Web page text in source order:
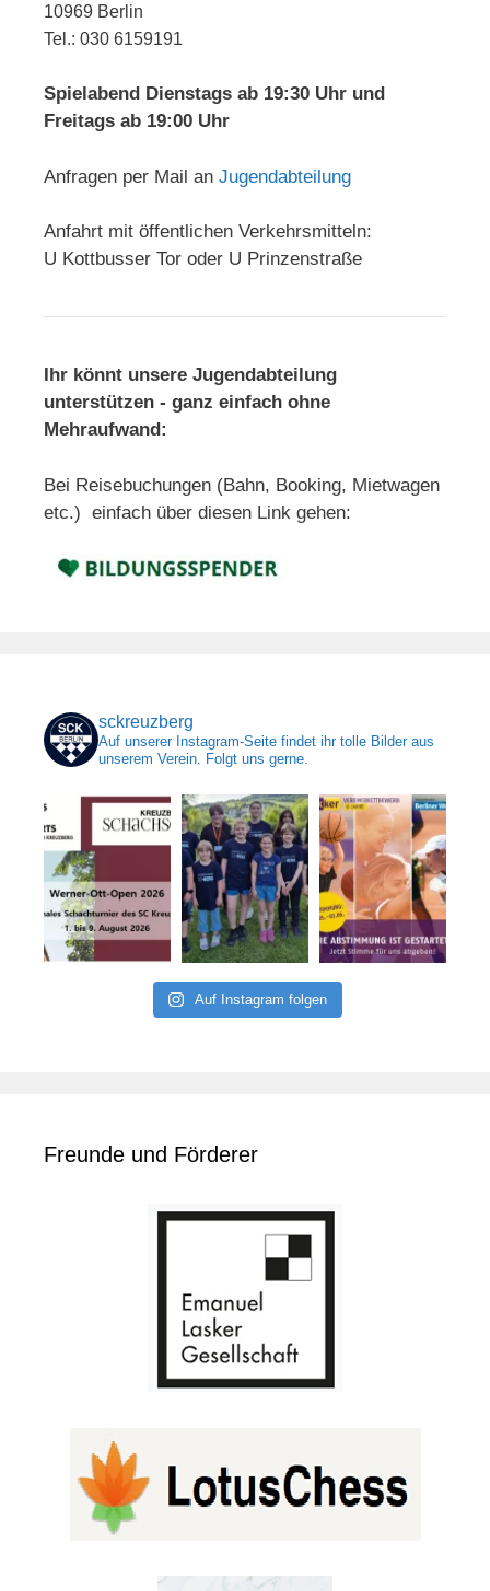
10969 Berlin
Tel.: 030 6159191
Spielabend Dienstags ab 19:30 Uhr und
Freitags ab 19:00 Uhr
Anfragen per Mail an Jugendabteilung
Anfahrt mit öffentlichen Verkehrsmitteln:
U Kottbusser Tor oder U Prinzenstraße
Ihr könnt unsere Jugendabteilung
unterstützen - ganz einfach ohne
Mehraufwand:
Bei Reisebuchungen (Bahn, Booking, Mietwagen
etc.) einfach über diesen Link gehen:
sckreuzberg
Auf unserer Instagram-Seite findet ihr tolle Bilder aus
unserem Verein. Folgt uns gerne.
Auf Instagram folgen
Freunde und Förderer